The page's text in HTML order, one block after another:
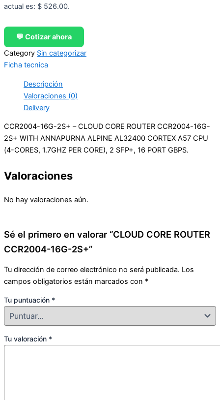
actual es: $ 526.00.
💬 Cotizar ahora
Category Sin categorizar
Ficha tecnica
Descripción
Valoraciones (0)
Delivery
CCR2004-16G-2S+ – CLOUD CORE ROUTER CCR2004-16G-
2S+ WITH ANNAPURNA ALPINE AL32400 CORTEX A57 CPU
(4-CORES, 1.7GHZ PER CORE), 2 SFP+, 16 PORT GBPS.
Valoraciones
No hay valoraciones aún.
Sé el primero en valorar “CLOUD CORE ROUTER
CCR2004-16G-2S+”
Tu dirección de correo electrónico no será publicada. Los
campos obligatorios están marcados con *
Tu puntuación *
Tu valoración *